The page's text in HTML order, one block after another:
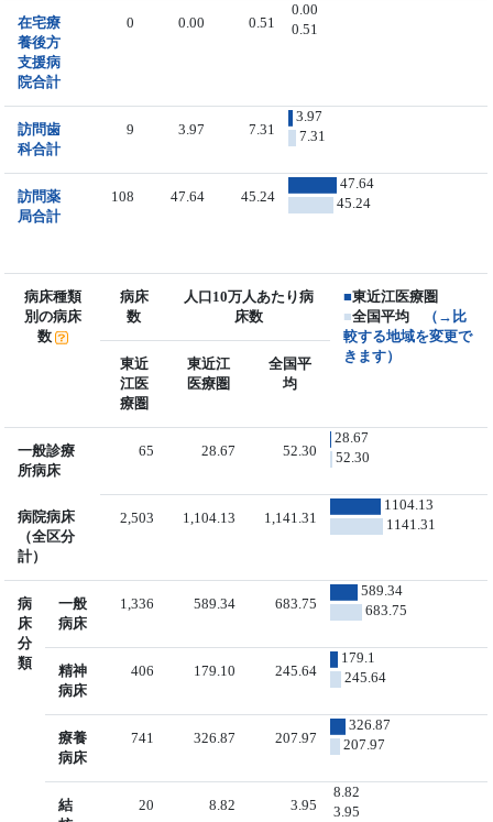
在宅療
養後方
支援病
院合計
0 0.00 0.51
0.00
0.51
訪問歯
科合計
9 3.97 7.31
3.97
7.31
訪問薬
局合計
108 47.64 45.24
47.64
45.24
病床種類
別の病床
数
病床
数
人口10万人あたり病
床数
■東近江医療圏
■全国平均
（→比
較する地域を変更で
きます）
東近
江医
療圏
東近江
医療圏
全国平
均
一般診療
所病床
65 28.67 52.30
28.67
52.30
病院病床
（全区分
計）
2,503 1,104.13 1,141.31
1104.13
1141.31
病
床
分
類
一般
病床
1,336 589.34 683.75
589.34
683.75
精神
病床
406 179.10 245.64
179.1
245.64
療養
病床
741 326.87 207.97
326.87
207.97
結
20 8.82 3.95
8.82
3.95